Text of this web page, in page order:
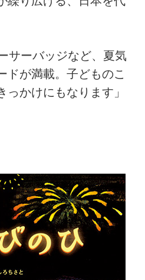
サーバッジなど、夏気
ドが満載。子どものこ
っかけにもなります」